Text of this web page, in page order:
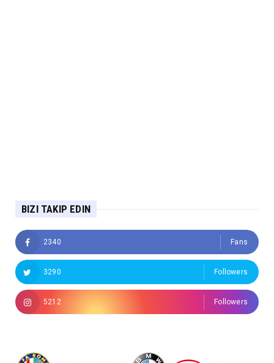
BIZI TAKIP EDIN
2340 Fans
3290 Followers
5212 Followers